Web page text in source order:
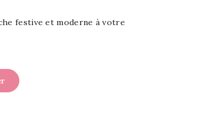
festive et moderne à votre